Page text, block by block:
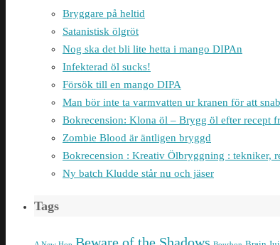
Bryggare på heltid
Satanistisk ölgröt
Nog ska det bli lite hetta i mango DIPAn
Infekterad öl sucks!
Försök till en mango DIPA
Man bör inte ta varmvatten ur kranen för att
Bokrecension: Klona öl – Brygg öl efter recept
Zombie Blood är äntligen bryggd
Bokrecension : Kreativ Ölbryggning : tekniker,
Ny batch Kludde står nu och jäser
Tags